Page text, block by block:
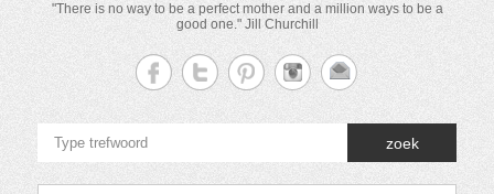
"There is no way to be a perfect mother and a million ways to be a
good one." Jill Churchill
zoek